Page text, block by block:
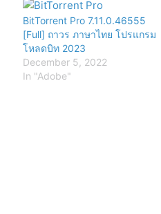
BitTorrent Pro 7.11.0.46555
[Full] ถาวร ภาษาไทย โปรแกรม
โหลดบิท 2023
December 5, 2022
In "Adobe"